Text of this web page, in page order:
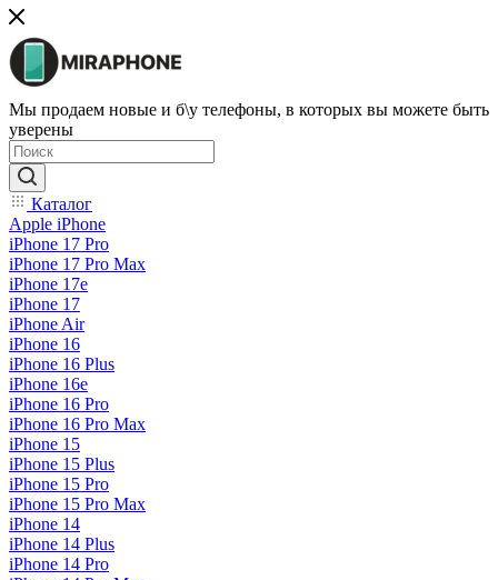
Мы продаем новые и б\у телефоны, в которых вы можете быть
уверены
Каталог
Apple iPhone
iPhone 17 Pro
iPhone 17 Pro Max
iPhone 17e
iPhone 17
iPhone Air
iPhone 16
iPhone 16 Plus
iPhone 16e
iPhone 16 Pro
iPhone 16 Pro Max
iPhone 15
iPhone 15 Plus
iPhone 15 Pro
iPhone 15 Pro Max
iPhone 14
iPhone 14 Plus
iPhone 14 Pro